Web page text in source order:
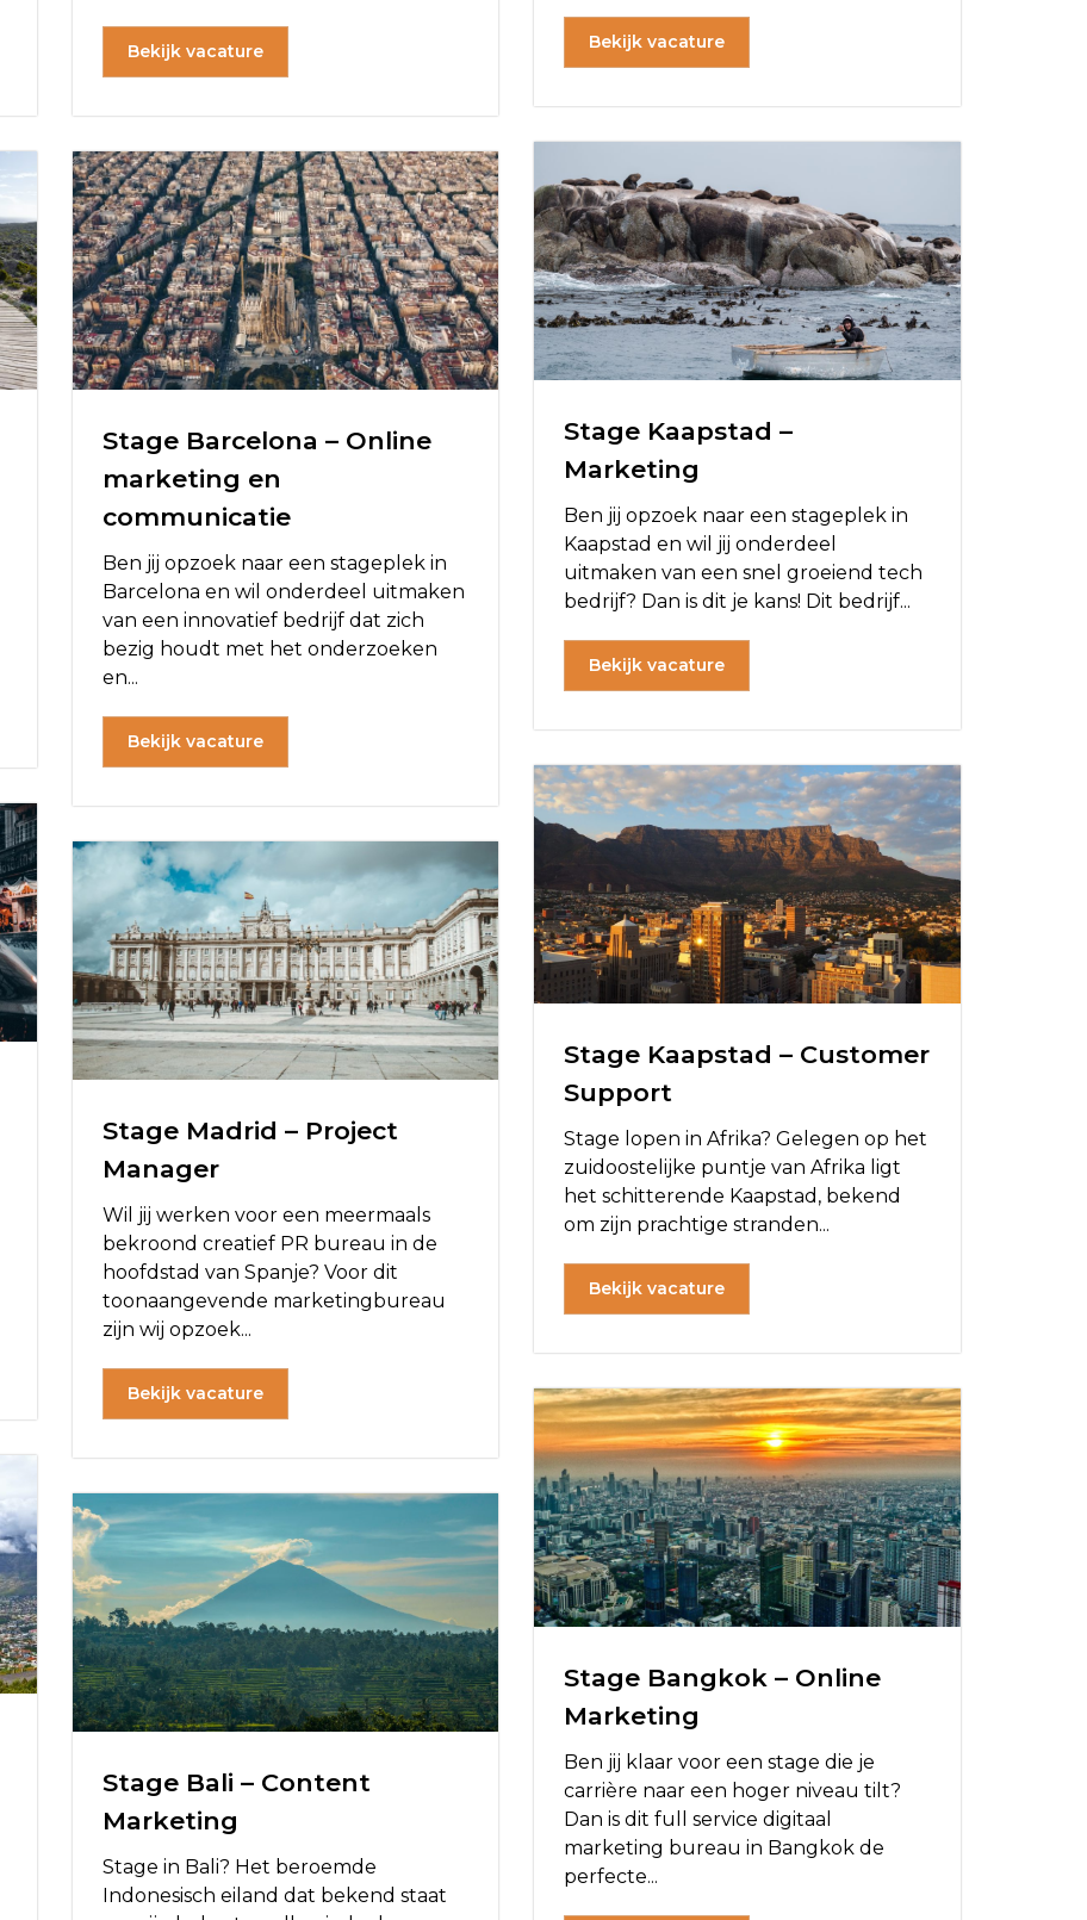
Bekijk vacature Bekijk vacature
Stage Kaapstad –
Marketing
Ben jij opzoek naar een stageplek in
Kaapstad en wil jij onderdeel
uitmaken van een snel groeiend tech
bedrijf? Dan is dit je kans! Dit bedrijf...
Bekijk vacature
Stage Barcelona – Online
marketing en
communicatie
Ben jij opzoek naar een stageplek in
Barcelona en wil onderdeel uitmaken
van een innovatief bedrijf dat zich
bezig houdt met het onderzoeken
en...
Bekijk vacature
Stage Kaapstad – Customer
Support
Stage lopen in Afrika? Gelegen op het
zuidoostelijke puntje van Afrika ligt
het schitterende Kaapstad, bekend
om zijn prachtige stranden...
Bekijk vacature
Stage Madrid – Project
Manager
Wil jij werken voor een meermaals
bekroond creatief PR bureau in de
hoofdstad van Spanje? Voor dit
toonaangevende marketingbureau
zijn wij opzoek...
Bekijk vacature
Stage Bangkok – Online
Marketing
Ben jij klaar voor een stage die je
carrière naar een hoger niveau tilt?
Dan is dit full service digitaal
marketing bureau in Bangkok de
perfecte...
Stage Bali – Content
Marketing
Stage in Bali? Het beroemde
Indonesisch eiland dat bekend staat